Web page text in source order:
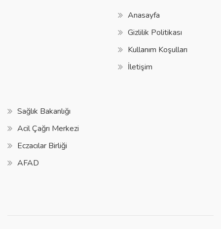
Anasayfa
Gizlilik Politikası
Kullanım Koşulları
İletişim
Sağlık Bakanlığı
Acil Çağrı Merkezi
Eczacılar Birliği
AFAD